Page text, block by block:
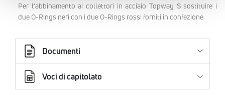
Per l’abbinamento ai collettori in acciaio Topway S sostituire i
due O-Rings neri con i due O-Rings rossi forniti in confezione.
Documenti
Voci di capitolato